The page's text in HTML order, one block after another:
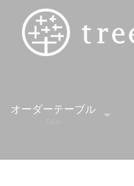
オーダーテーブル